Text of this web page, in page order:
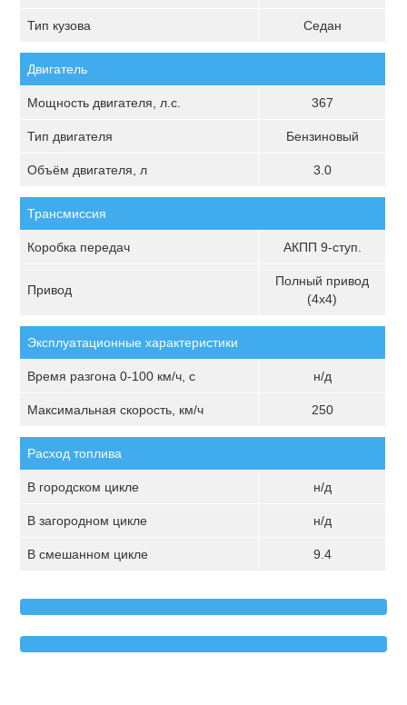
Тип кузова Седан
Двигатель
Мощность двигателя, л.с. 367
Тип двигателя Бензиновый
Объём двигателя, л 3.0
Трансмиссия
Коробка передач АКПП 9-ступ.
Привод
Полный привод
(4х4)
Эксплуатационные характеристики
Время разгона 0-100 км/ч, с н/д
Максимальная скорость, км/ч 250
Расход топлива
В городском цикле н/д
В загородном цикле н/д
В смешанном цикле 9.4